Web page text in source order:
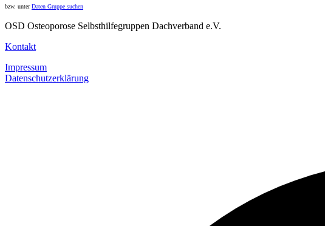
bzw. unterDaten Gruppe suchen
OSD Osteoporose Selbsthilfegruppen Dachverband e.V.
Kontakt
Impressum
Datenschutzerklärung